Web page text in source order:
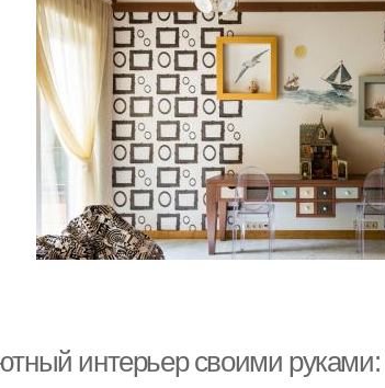
интерьер своими